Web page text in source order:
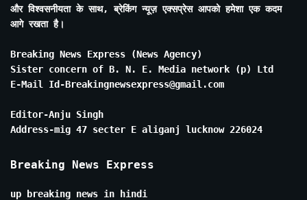
और विश्वसनीयता के साथ, ब्रेकिंग न्यूज़ एक्सप्रेस आपको हमेशा एक कदम
आगे रखता है।
Breaking News Express (News Agency)
Sister concern of B. N. E. Media network (p) Ltd
E-Mail Id-Breakingnewsexpress@gmail.com
Editor-Anju Singh
Address-mig 47 secter E aliganj lucknow 226024
Breaking News Express
up breaking news in hindi